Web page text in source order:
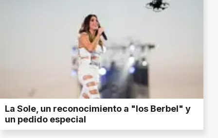
La Sole, un reconocimiento a "los Berbel" y
un pedido especial